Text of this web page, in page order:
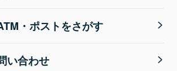
・ポストをさがす
い合わせ